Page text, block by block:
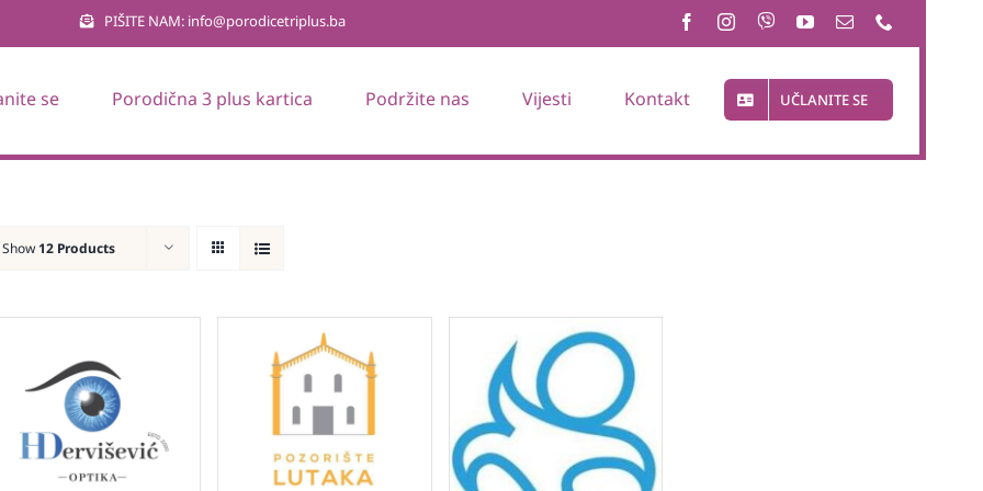
PIŠITE NAM: info@porodicetriplus.ba
se Porodična 3 plus kartica Podržite nas Vijesti Kontakt UČLANITE SE
Show 12 Products